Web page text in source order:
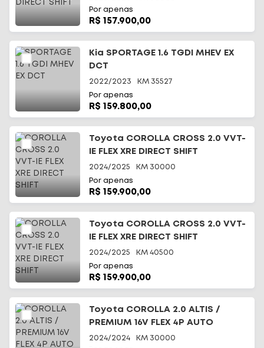
Por apenas
R$ 157.900,00
Kia SPORTAGE 1.6 TGDI MHEV EX
DCT
2022/2023 KM 35527
Por apenas
R$ 159.800,00
Toyota COROLLA CROSS 2.0 VVT-
IE FLEX XRE DIRECT SHIFT
2024/2025 KM 30000
Por apenas
R$ 159.900,00
Toyota COROLLA CROSS 2.0 VVT-
IE FLEX XRE DIRECT SHIFT
2024/2025 KM 40500
Por apenas
R$ 159.900,00
Toyota COROLLA 2.0 ALTIS /
PREMIUM 16V FLEX 4P AUTO
2024/2024 KM 30000